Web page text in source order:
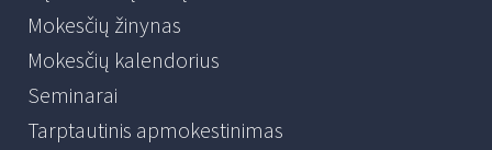
Mokesčių žinynas
Mokesčių kalendorius
Seminarai
Tarptautinis apmokestinimas